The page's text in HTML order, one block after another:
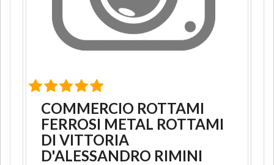
COMMERCIO ROTTAMI
FERROSI METAL ROTTAMI
DI VITTORIA
D'ALESSANDRO RIMINI